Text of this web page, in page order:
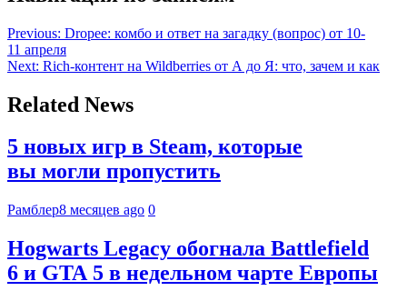
Previous: Dropee: комбо и ответ на загадку (вопрос) от 10-
11 апреля
Next: Rich-контент на Wildberries от А до Я: что, зачем и как
Related News
5 новых игр в Steam, которые
вы могли пропустить
Рамблер8 месяцев ago 0
Hogwarts Legacy обогнала Battlefield
6 и GTA 5 в недельном чарте Европы